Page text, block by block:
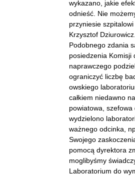
wykazano, jakie
odnieść. Nie
przyniesie
Krzysztof Dziurowicz.
Podobnego zdania
posiedzenia Komisji
naprawczego
ograniczyć liczbę
owskiego
całkiem niedawno
powiatowa,
wydzielono
ważnego odcinka,
Swojego
pomocą dyrektora
moglibyśmy
Laboratorium do